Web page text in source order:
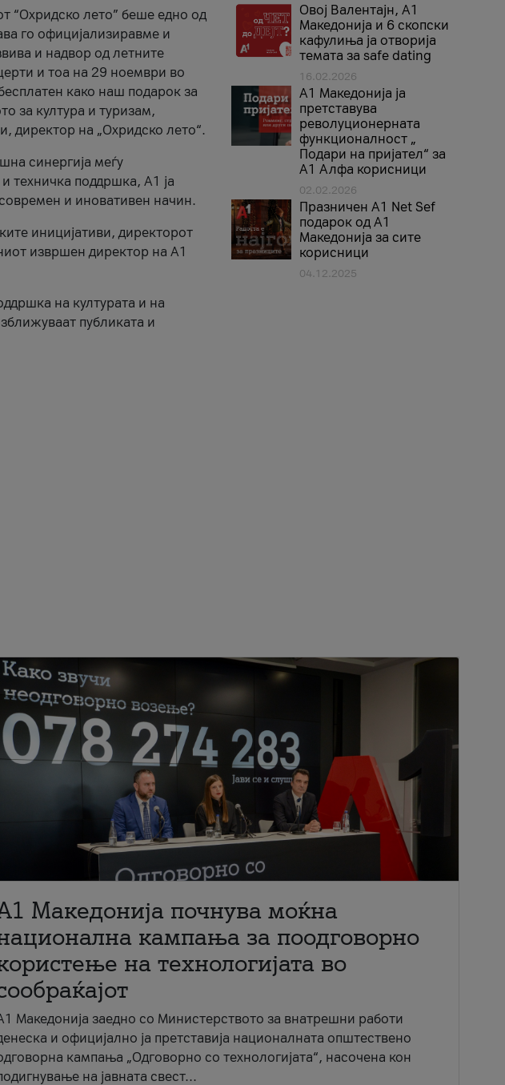
“Охридско лето” беше едно од
го официјализиравме и
и надвор од летните
и тоа на 29 ноември во
како наш подарок за
за култура и туризам,
директор на „Охридско лето“.
синергија меѓу
техничка поддршка, A1 ја
современ и иновативен начин.
иницијативи, директорот
извршен директор на A1
на културата и на
публиката и
Овој Валентајн, A1
Македонија и 6 скопски
кафулиња ја отворија
темата за safe dating
16.02.2026
А1 Македонија ја
претставува
револуционерната
функционалност „
Подари на пријател“ за
А1 Алфа корисници
02.02.2026
Празничен A1 Net Sеf
подарок од А1
Македонија за сите
корисници
04.12.2025
Македонија почнува моќна
кампања за поодговорно
на технологијата во
Македонија заедно со Министерството за внатрешни работи
и официјално ја претставија националната општествено
кампања „Одговорно со технологијата“, насочена кон
на јавната свест...